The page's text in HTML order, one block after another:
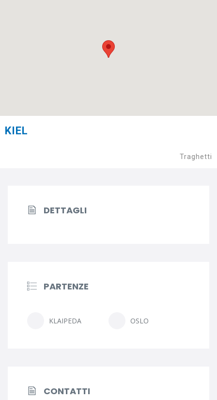
KIEL
Traghetti
DETTAGLI
PARTENZE
KLAIPEDA OSLO
CONTATTI